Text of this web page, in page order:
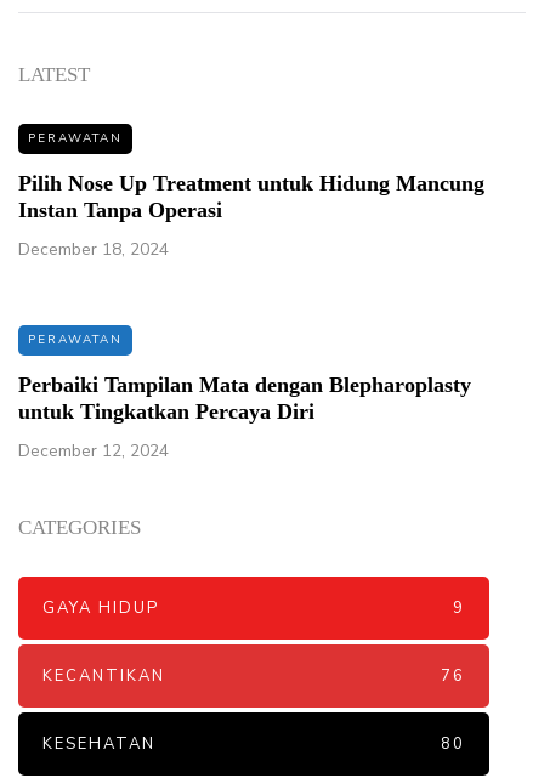
LATEST
PERAWATAN
Pilih Nose Up Treatment untuk Hidung Mancung
Instan Tanpa Operasi
December 18, 2024
PERAWATAN
Perbaiki Tampilan Mata dengan Blepharoplasty
untuk Tingkatkan Percaya Diri
December 12, 2024
CATEGORIES
GAYA HIDUP 9
KECANTIKAN 76
KESEHATAN 80